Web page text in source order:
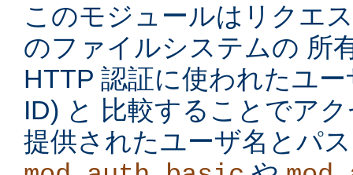
このモジュールはリクエ
のファイルシステムの 所
HTTP 認証に使われたユ
ID) と 比較することでア
提供されたユーザ名とパ